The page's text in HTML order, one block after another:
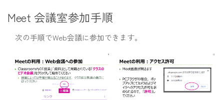
Meet 会議室参加手順
次の手順でWeb会議に参加できます。